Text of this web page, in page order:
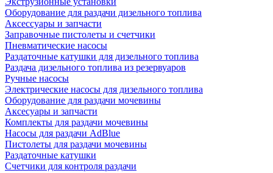
Оборудование для раздачи дизельного топлива
Аксессуары и запчасти
Заправочные пистолеты и счетчики
Пневматические насосы
Раздаточные катушки для дизельного топлива
Раздача дизельного топлива из резервуаров
Ручные насосы
Электрические насосы для дизельного топлива
Оборудование для раздачи мочевины
Аксесуары и запчасти
Комплекты для раздачи мочевины
Насосы для раздачи AdBlue
Пистолеты для раздачи мочевины
Раздаточные катушки
Счетчики для контроля раздачи